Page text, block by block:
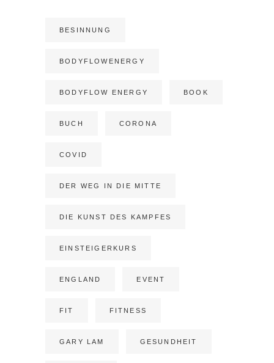
BESINNUNG
BODYFLOWENERGY
BODYFLOW ENERGY BOOK
BUCH CORONA
COVID
DER WEG IN DIE MITTE
DIE KUNST DES KAMPFES
EINSTEIGERKURS
ENGLAND EVENT
FIT FITNESS
GARY LAM GESUNDHEIT